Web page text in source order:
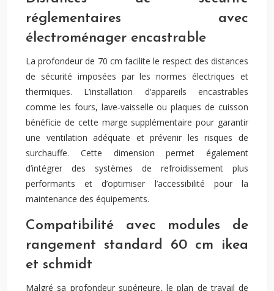
réglementaires avec
électroménager encastrable
La profondeur de 70 cm facilite le respect des distances
de sécurité imposées par les normes électriques et
thermiques. L’installation d’appareils encastrables
comme les fours, lave-vaisselle ou plaques de cuisson
bénéficie de cette marge supplémentaire pour garantir
une ventilation adéquate et prévenir les risques de
surchauffe. Cette dimension permet également
d’intégrer des systèmes de refroidissement plus
performants et d’optimiser l’accessibilité pour la
maintenance des équipements.
Compatibilité avec modules de
rangement standard 60 cm ikea
et schmidt
Malgré sa profondeur supérieure, le plan de travail de